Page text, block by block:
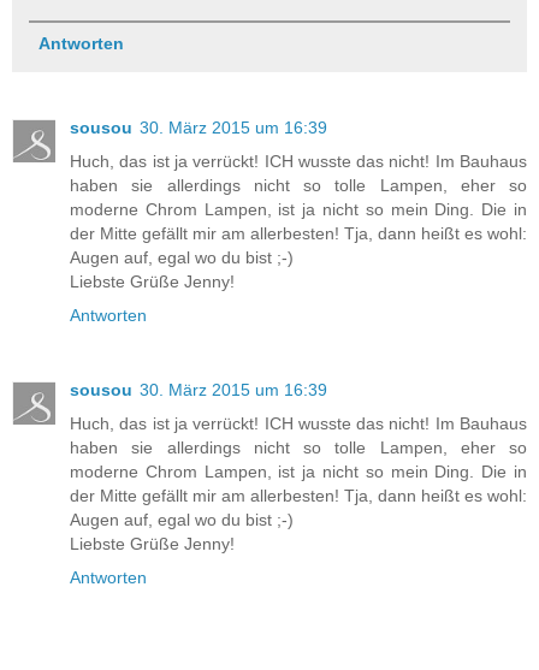
Antworten
sousou 30. März 2015 um 16:39
Huch, das ist ja verrückt! ICH wusste das nicht! Im Bauhaus
haben sie allerdings nicht so tolle Lampen, eher so
moderne Chrom Lampen, ist ja nicht so mein Ding. Die in
der Mitte gefällt mir am allerbesten! Tja, dann heißt es wohl:
Augen auf, egal wo du bist ;-)
Liebste Grüße Jenny!
Antworten
sousou 30. März 2015 um 16:39
Huch, das ist ja verrückt! ICH wusste das nicht! Im Bauhaus
haben sie allerdings nicht so tolle Lampen, eher so
moderne Chrom Lampen, ist ja nicht so mein Ding. Die in
der Mitte gefällt mir am allerbesten! Tja, dann heißt es wohl:
Augen auf, egal wo du bist ;-)
Liebste Grüße Jenny!
Antworten